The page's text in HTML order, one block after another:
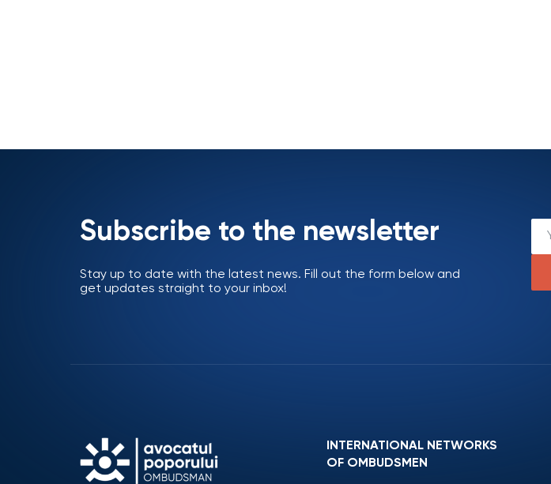
Subscribe to the newsletter
Stay up to date with the latest news. Fill out the form below and
get updates straight to your inbox!
INTERNATIONAL NETWORKS
OF OMBUDSMEN